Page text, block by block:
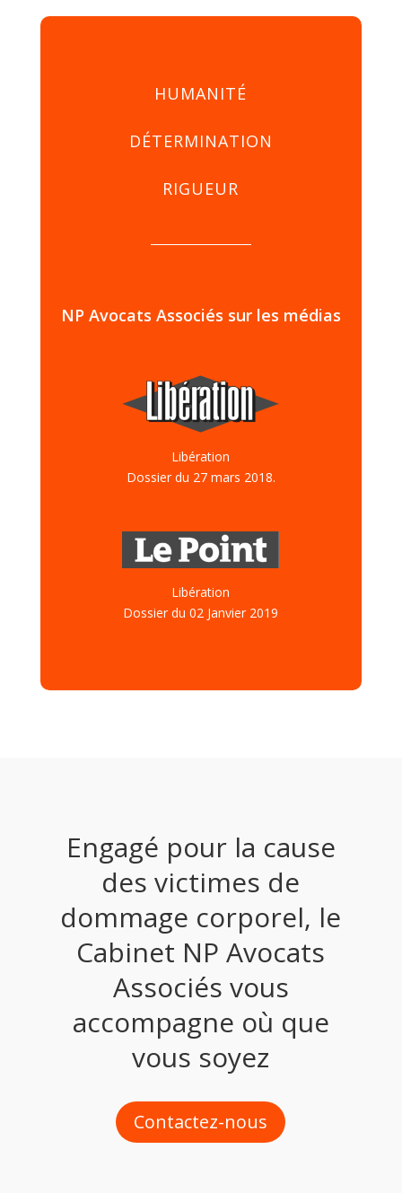
HUMANITÉ
DÉTERMINATION
RIGUEUR
NP Avocats Associés sur les médias
Libération
Dossier du 27 mars 2018.
Libération
Dossier du 02 Janvier 2019
Engagé pour la cause
des victimes de
dommage corporel, le
Cabinet NP Avocats
Associés vous
accompagne où que
vous soyez
Contactez-nous